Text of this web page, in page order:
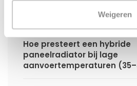
Weigeren
technisch geen convector?
Hoe presteert een hybride
paneelradiator bij lage
aanvoertemperaturen